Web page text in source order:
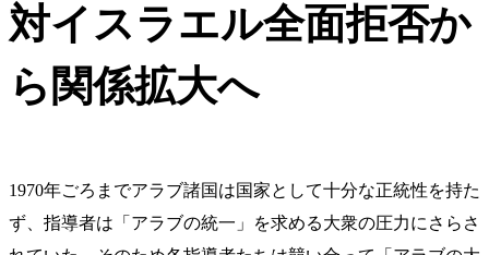
対イスラエル全面拒否か
ら関係拡大へ
1970年ごろまでアラブ諸国は国家として十分な正統性を持た
ず、指導者は「アラブの統一」を求める大衆の圧力にさらさ